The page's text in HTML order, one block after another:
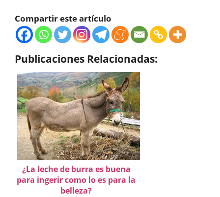
Compartir este artículo
Publicaciones Relacionadas:
¿La leche de burra es buena
para ingerir como lo es para la
belleza?